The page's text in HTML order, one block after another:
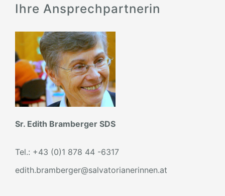
Ihre Ansprechpartnerin
Sr. Edith Bramberger SDS
Tel.: +43 (0)1 878 44 -6317
edith.bramberger@salvatorianerinnen.at